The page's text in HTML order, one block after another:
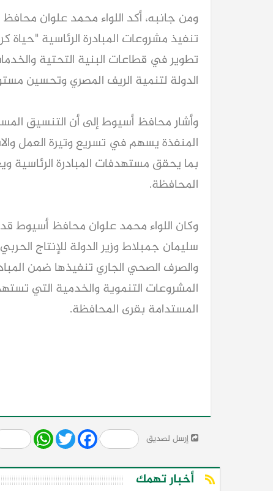
ومن جانبه، أكد اللواء محمد علوان
تنفيذ مشروعات المبادرة الرئاسية "حياة
تطوير في قطاعات البنية التحتية
الدولة لتنمية الريف المصري وتحسين
وأشار محافظ أسيوط إلى أن التنسيق
المنفذة يسهم في تسريع وتيرة العمل
بما يحقق مستهدفات المبادرة الرئاسية
المحافظة.
وكان اللواء محمد علوان محافظ أسيوط
سليمان جمبلاط وزير الدولة للإنتاج
والصرف الصحي الجاري تنفيذها ضمن
المشروعات التنموية والخدمية التي
المستدامة بقرى المحافظة.
إرسل لصديق Share WhatsApp
Twitter Facebook
أخبار تهمك